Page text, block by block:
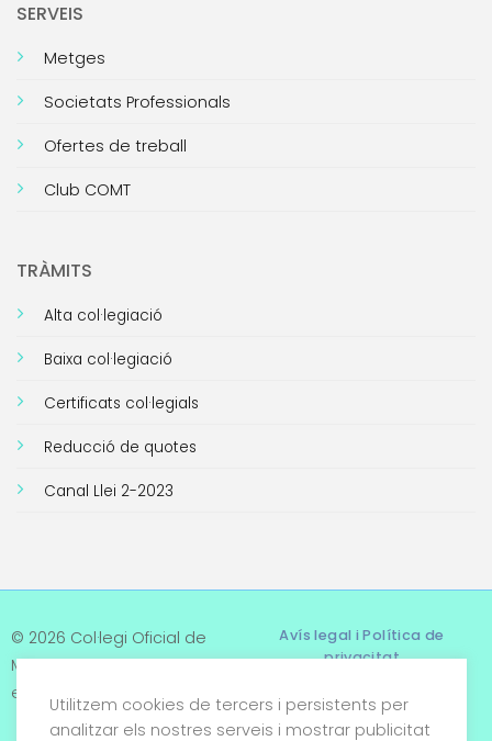
SERVEIS
Metges
Societats Professionals
Ofertes de treball
Club COMT
TRÀMITS
Alta col·legiació
Baixa col·legiació
Certificats col·legials
Reducció de quotes
Canal Llei 2-2023
© 2026 Col·legi Oficial de
Metges de Tarragona. Tots
els drets reservats
Avís legal i Política de
privacitat
Termes i condicions
Utilitzem cookies de tercers i persistents per
analitzar els nostres serveis i mostrar publicitat